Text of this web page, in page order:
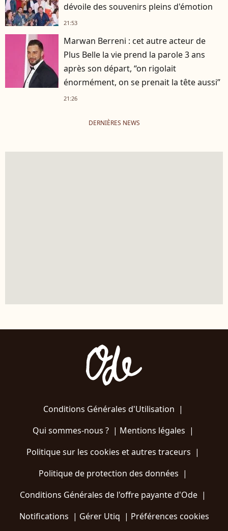
dévoile des souvenirs pleins d'émotion
21:53
Marwan Berreni : cet autre acteur de
Plus Belle la vie prend la parole 3 ans
après son départ, “on rigolait
énormément, on se prenait la tête aussi”
21:26
DERNIÈRES NEWS
Conditions Générales d'Utilisation |
Qui sommes-nous ?| Mentions légales |
Politique sur les cookies et autres traceurs |
Politique de protection des données |
Conditions Générales de l'offre payante d'Ode |
Notifications | Gérer Utiq | Préférences cookies